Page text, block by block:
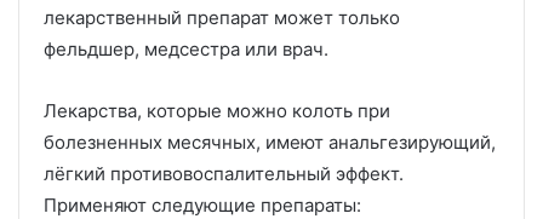
лекарственный препарат может только
фельдшер, медсестра или врач.
Лекарства, которые можно колоть при
болезненных месячных, имеют анальгезирующий,
лёгкий противовоспалительный эффект.
Применяют следующие препараты: